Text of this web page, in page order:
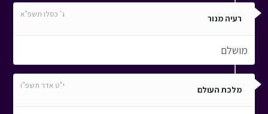
רעיה מנור ג' כסלו תשפ"א
מושלם
מלכת העולם י"ט אדר תשפ"ו